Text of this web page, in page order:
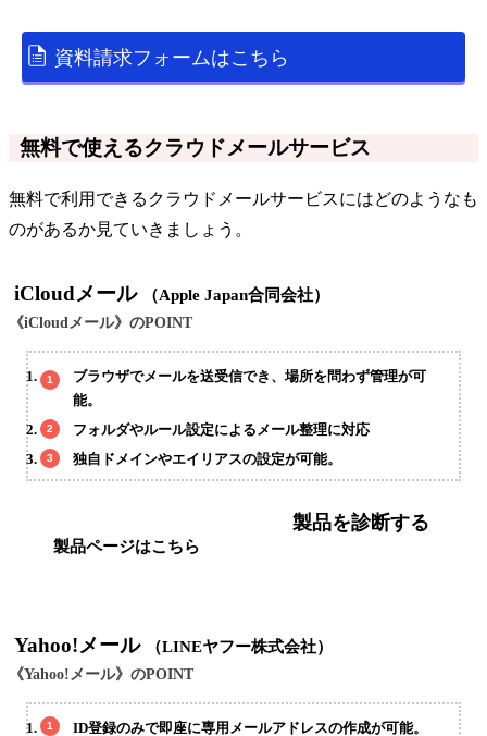
資料請求フォームはこちら
無料で使えるクラウドメールサービス
無料で利用できるクラウドメールサービスにはどのようなも
のがあるか見ていきましょう。
iCloudメール （Apple Japan合同会社）
《iCloudメール》のPOINT
ブラウザでメールを送受信でき、場所を問わず管理が可
能。
フォルダやルール設定によるメール整理に対応
独自ドメインやエイリアスの設定が可能。
製品ページはこちら
製品を診断する
Yahoo!メール （LINEヤフー株式会社）
《Yahoo!メール》のPOINT
ID登録のみで即座に専用メールアドレスの作成が可能。